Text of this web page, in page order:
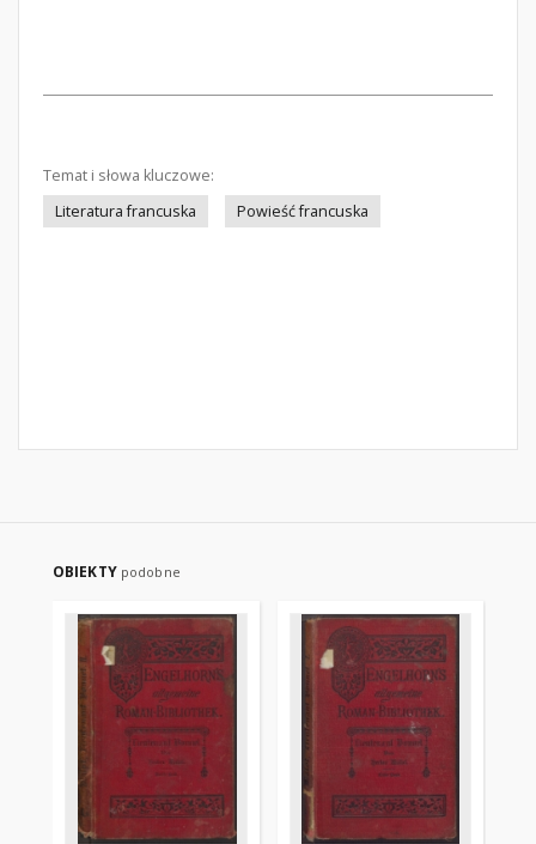
Temat i słowa kluczowe:
Literatura francuska
Powieść francuska
OBIEKTY podobne